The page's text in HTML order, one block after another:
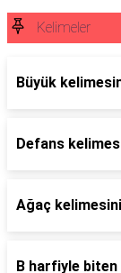
Kelimeler
Büyük
Defans
Ağaç
B harfiyle